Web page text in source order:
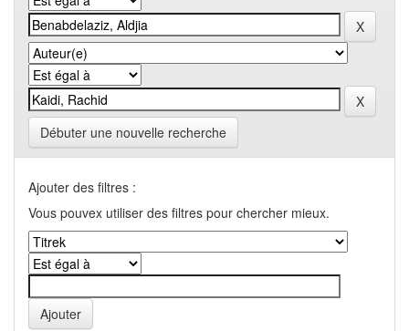
Débuter une nouvelle recherche
Ajouter des filtres :
Vous pouvex utiliser des filtres pour chercher mieux.